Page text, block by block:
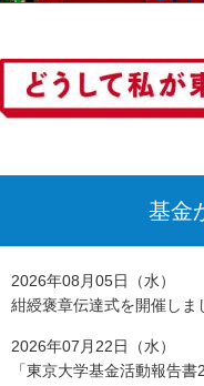
基金
2026年08月05日（水）
紺綬褒章伝達式を開催しま
2026年07月22日（水）
「東京大学基金活動報告